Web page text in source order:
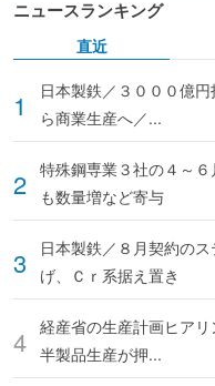
ニュースランキング
直近
日本製鉄／３０００億
ら商業生産へ／...
特殊鋼専業３社の４～
も数量増など寄与
日本製鉄／８月契約の
げ、Ｃｒ系据え置き
経産省の生産計画ヒア
半製品生産が押...